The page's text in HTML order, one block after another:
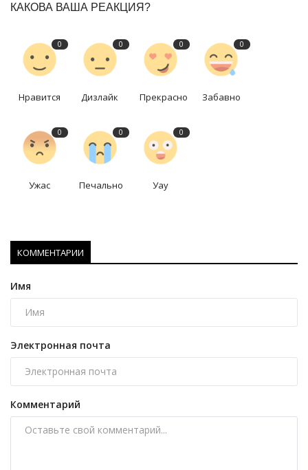
КАКОВА ВАША РЕАКЦИЯ?
0
Нравится
0
Дизлайк
0
Прекрасно
0
Забавно
0
Ужас
0
Печально
0
Уау
КОММЕНТАРИИ
Имя
Электронная почта
Комментарий